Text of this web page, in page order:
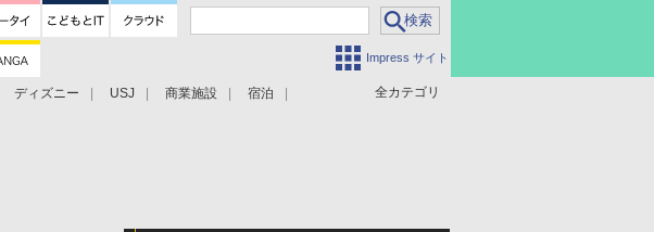
Impress サイト
全カテゴリ
ディズニー USJ 商業施設 宿泊